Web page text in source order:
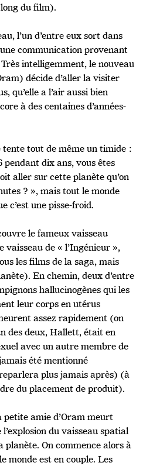
du film).
l’un d’entre eux sort dans
communication provenant
intelligemment, le nouveau
décide d’aller la visiter
qu’elle a l’air aussi bien
à des centaines d’années-
tente tout de même un timide :
pendant dix ans, vous êtes
aller sur cette planète qu’on
? », mais tout le monde
c’est une pisse-froid.
le fameux vaisseau
vaisseau de « l’Ingénieur »,
les films de la saga, mais
En chemin, deux d’entre
hallucinogènes qui les
leur corps en utérus
assez rapidement (on
des deux, Hallett, était en
avec un autre membre de
été mentionné
plus jamais après) (à
du placement de produit).
amie d’Oram meurt
du vaisseau spatial
planète. On commence alors à
monde est en couple. Les